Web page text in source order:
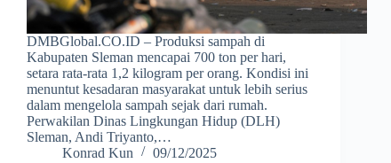
DMBGlobal.CO.ID – Produksi sampah di
Kabupaten Sleman mencapai 700 ton per hari,
setara rata-rata 1,2 kilogram per orang. Kondisi ini
menuntut kesadaran masyarakat untuk lebih serius
dalam mengelola sampah sejak dari rumah.
Perwakilan Dinas Lingkungan Hidup (DLH)
Sleman, Andi Triyanto,…
Konrad Kun
09/12/2025